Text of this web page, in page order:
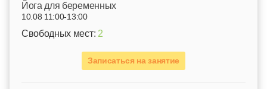
Йога для беременных
10.08 11:00-13:00
Свободных мест: 2
Записаться на занятие